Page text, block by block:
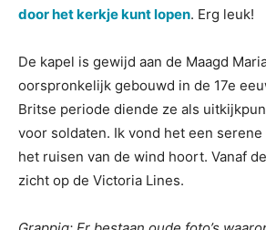
door het kerkje kunt lopen. Erg leuk!
De kapel is gewijd aan de Maagd
oorspronkelijk gebouwd in de 17e
Britse periode diende ze als
voor soldaten. Ik vond het een
het ruisen van de wind hoort. Vanaf
zicht op de Victoria Lines.